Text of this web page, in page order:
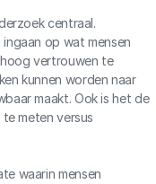
centraal.
op wat mensen
vertrouwen te
kunnen worden naar
maakt. Ook is het de
meten versus
waarin mensen